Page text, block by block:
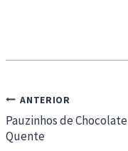
Navegação
de
artigos
ANTERIOR
Pauzinhos de Chocolate
Quente